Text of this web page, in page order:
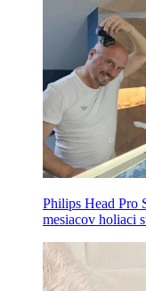
Philips Head Pro
mesiacov holiaci